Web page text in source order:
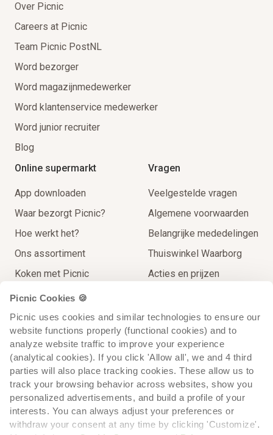
Picnic Cookies 🍪
Picnic uses cookies and similar technologies to ensure our
website functions properly (functional cookies) and to
analyze website traffic to improve your experience
(analytical cookies). If you click 'Allow all', we and 4 third
parties will also place tracking cookies. These allow us to
track your browsing behavior across websites, show you
personalized advertisements, and build a profile of your
interests. You can always adjust your preferences or
withdraw your consent at any time by clicking 'Customize'.
Over Picnic
Careers at Picnic
Team Picnic PostNL
Word bezorger
Word magazijnmedewerker
Word klantenservice medewerker
Word junior recruiter
Blog
Online supermarkt
App downloaden
Waar bezorgt Picnic?
Hoe werkt het?
Ons assortiment
Koken met Picnic
Thuisbezorgingen
Extra Service
Op reis voor de lokale prijs
Recycling
Vragen
Veelgestelde vragen
Algemene voorwaarden
Belangrijke mededelingen
Thuiswinkel Waarborg
Acties en prijzen